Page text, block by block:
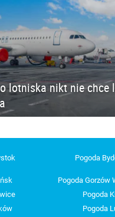
lotniska nikt nie chce
Pogoda
Pogoda Gorzów
Pogoda
Pogoda